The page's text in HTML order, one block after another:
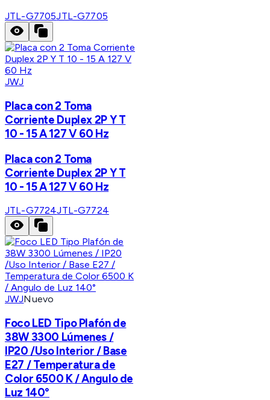
JTL-G7705JTL-G7705
JWJ
Placa con 2 Toma
Corriente Duplex 2P Y T
10 - 15 A 127 V 60 Hz
Placa con 2 Toma
Corriente Duplex 2P Y T
10 - 15 A 127 V 60 Hz
JTL-G7724JTL-G7724
JWJNuevo
Foco LED Tipo Plafón de
38W 3300 Lúmenes /
IP20 /Uso Interior / Base
E27 / Temperatura de
Color 6500 K / Angulo de
Luz 140°